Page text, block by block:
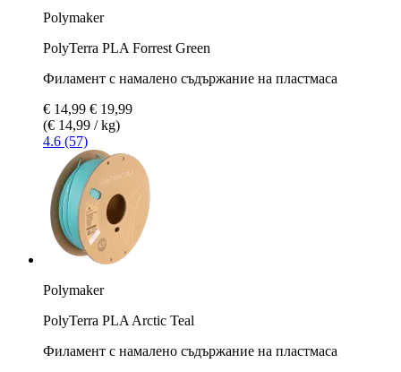
Polymaker
PolyTerra PLA Forrest Green
Филамент с намалено съдържание на пластмаса
€ 14,99 € 19,99
(€ 14,99 / kg)
4.6 (57)
Polymaker
PolyTerra PLA Arctic Teal
Филамент с намалено съдържание на пластмаса